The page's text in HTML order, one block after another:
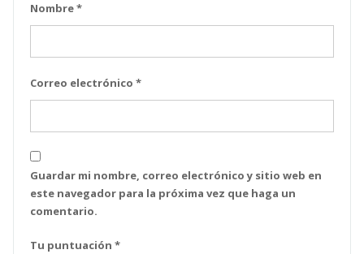
Nombre*
Correo electrónico *
Guardar mi nombre, correo electrónico y sitio web en
este navegador para la próxima vez que haga un
comentario.
Tu puntuación *